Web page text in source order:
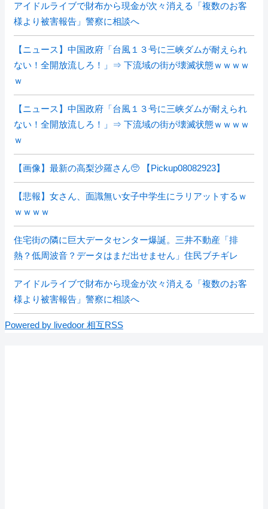
アイドルライブで財布から現金が次々消える「複数のお客
様より被害報告」警察に相談へ
【ニュース】中国政府「台風１３号に三峡ダムが耐えられ
ない！全開放流しろ！」⇒ 下流域の街が壊滅状態ｗｗｗｗ
ｗ
【ニュース】中国政府「台風１３号に三峡ダムが耐えられ
ない！全開放流しろ！」⇒ 下流域の街が壊滅状態ｗｗｗｗ
ｗ
【画像】最新の高梨沙羅さん🥺 【Pickup08082923】
【悲報】女さん、面識無い女子中学生にラリアットするｗ
ｗｗｗｗ
住宅街の隣に巨大データセンター爆誕。三井不動産「排
熱？低周波音？データはまだ出せません」住民ブチギレ
アイドルライブで財布から現金が次々消える「複数のお客
様より被害報告」警察に相談へ
Powered by livedoor 相互RSS